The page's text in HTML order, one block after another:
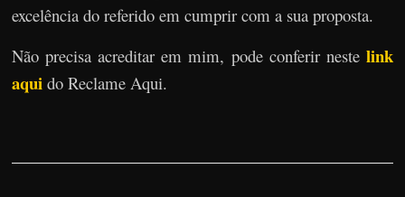
excelência do referido em cumprir com a sua proposta.
Não precisa acreditar em mim, pode conferir neste link
aqui do Reclame Aqui.